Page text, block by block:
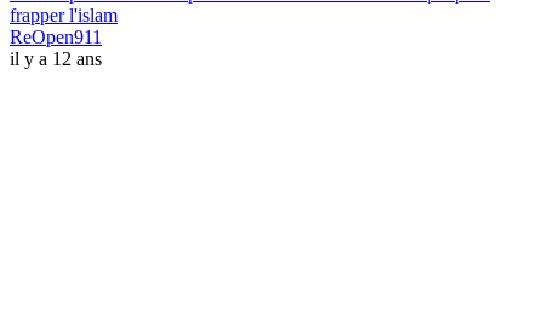
frapper l'islam
ReOpen911
il y a 12 ans